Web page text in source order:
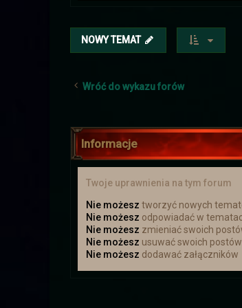
Kolejna szansa
NOWY TEMAT
Wróć do wykazu forów
Informacje
Twoje uprawnienia na tym forum
Nie możesz tworzyć nowych
Nie możesz odpowiadać w
Nie możesz zmieniać swoich
Nie możesz usuwać swoich postów
Nie możesz dodawać załączników